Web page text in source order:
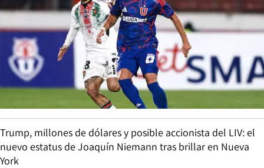
Trump, millones de dólares y posible accionista del LIV: el
nuevo estatus de Joaquín Niemann tras brillar en Nueva
York